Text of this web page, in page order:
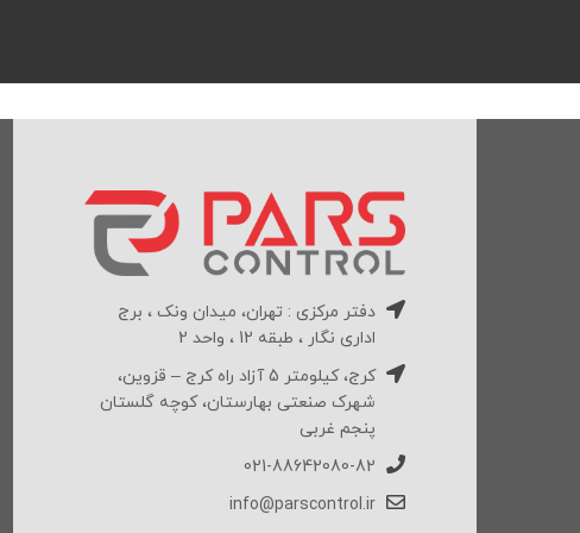
دفتر مرکزی : تهران، میدان ونک ، برج
اداری نگار ، طبقه 12 ، واحد 2
کرج، کیلومتر 5 آزاد راه کرج – قزوین،
شهرک صنعتی بهارستان، کوچه گلستان
پنجم غربی
021-88642080-82
info@parscontrol.ir